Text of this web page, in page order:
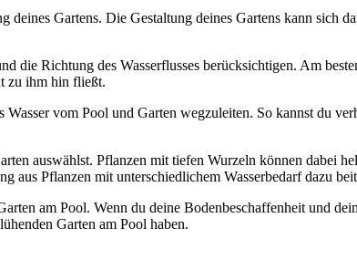
Gartens. Die Gestaltung deines Gartens kann sich
die Richtung des Wasserflusses berücksichtigen. Am
zu ihm hin fließt.
vom Pool und Garten wegzuleiten. So kannst du
auswählst. Pflanzen mit tiefen Wurzeln können dabei
aus Pflanzen mit unterschiedlichem Wasserbedarf dazu
am Pool. Wenn du deine Bodenbeschaffenheit und
Garten am Pool haben.